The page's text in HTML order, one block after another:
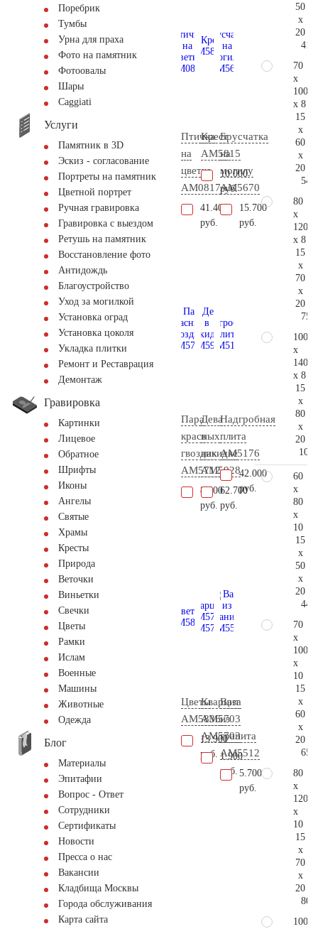
Поребрик
Тумбы
Урна для праха
Фото на памятник
Фотоовалы
Шары
Сaggiati
Услуги
Памятник в 3D
Эскиз - согласование
Портреты на памятник
Цветной портрет
Ручная гравировка
Гравировка с выездом
Ретушь на памятник
Восстановление фото
Антидождь
Благоустройство
Уход за могилкой
Установка оград
Установка цоколя
Укладка плитки
Ремонт и Реставрация
Демонтаж
Гравировка
Картинки
Лицевое
Обратное
Шрифты
Иконы
Ангелы
Святые
Храмы
Кресты
Природа
Веточки
Виньетки
Свечки
Цветы
Рамки
Ислам
Военные
Машины
Животные
Одежда
Блог
Материалы
Эпитафии
Вопрос - Ответ
Сотрудники
Сертификаты
Новости
Пресса о нас
Вакансии
Кладбища Москвы
Города обслуживания
Карта сайта
Птичка
на
цветке
AM0817
41.400
руб.
Крест
AM5815
10.000
руб.
Брусчатка
на
могилу
AM5670
15.700
руб.
Пара
красных
гвоздик
AM5712
8.600
руб.
Дева
в
накидке
AM5928
62.700
руб.
Надгробная
плита
AM5176
42.000
руб.
Цветы
AM5836
13.900
руб.
Кварцит
АМ5703
AM5703
1.900
руб.
Ваза
из
гранита
AM5512
5.700
руб.
50
x
20
70
x
100
x 8
15
x
60
x
20
80
x
120
x 8
15
x
70
x
20
100
x
140
x 8
15
x
80
x
20
60
x
80
x
10
15
x
50
x
20
70
x
100
x
10
15
x
60
x
20
80
x
120
x
10
15
x
70
x
20
100